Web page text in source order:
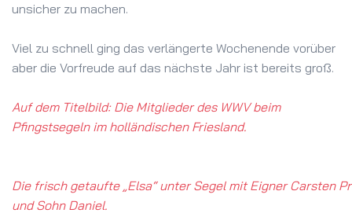
unsicher zu machen.
Viel zu schnell ging das verlängerte Wochenende vorüber
aber die Vorfreude auf das nächste Jahr ist bereits groß.
Auf dem Titelbild: Die Mitglieder des WWV beim
Pfingstsegeln im holländischen Friesland.
Die frisch getaufte „Elsa“ unter Segel mit Eigner Carsten
und Sohn Daniel.